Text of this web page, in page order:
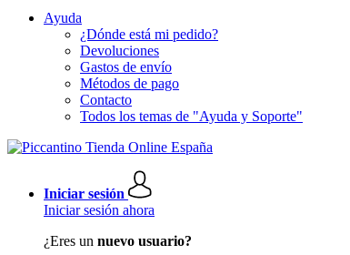
Ayuda
¿Dónde está mi pedido?
Devoluciones
Gastos de envío
Métodos de pago
Contacto
Todos los temas de "Ayuda y Soporte"
Iniciar sesión
Iniciar sesión ahora
¿Eres un nuevo usuario?